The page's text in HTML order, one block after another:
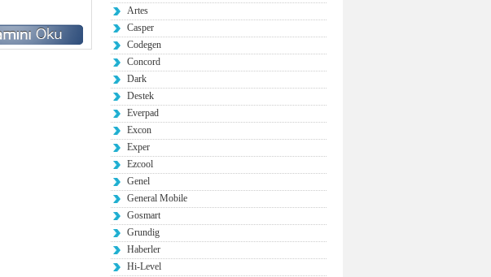
Artes
Casper
Codegen
Concord
Dark
Destek
Everpad
Excon
Exper
Ezcool
Genel
General Mobile
Gosmart
Grundig
Haberler
Hi-Level